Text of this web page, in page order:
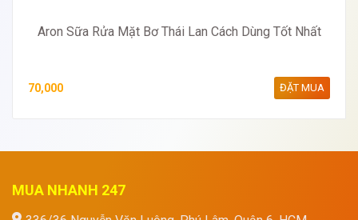
Aron Sữa Rửa Mặt Bơ Thái Lan Cách Dùng Tốt Nhất
70,000 ĐẶT MUA
MUA NHANH 247